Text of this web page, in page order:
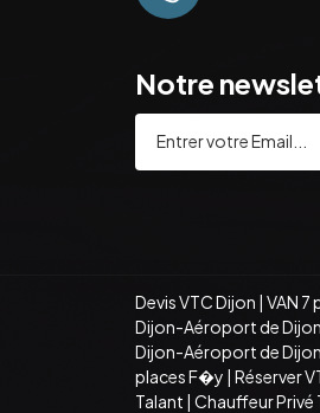
Notre
Devis VTC Dijon | VAN 7
Dijon-Aéroport de
Dijon-Aéroport de
places F�y | Réserver
Talant | Chauffeur Privé